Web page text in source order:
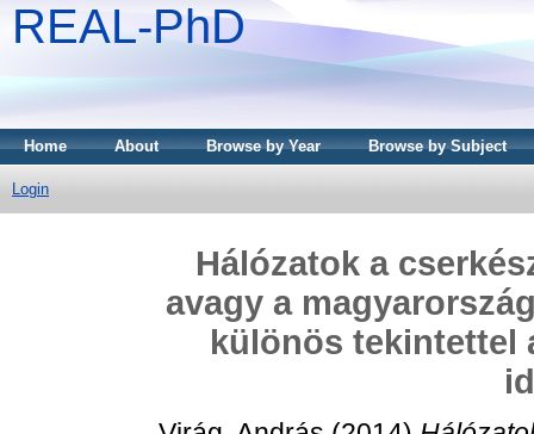
REAL-PhD
Home About Browse by Year Browse by Subject
Login
Hálózatok a
avagy a
különös tekintettel